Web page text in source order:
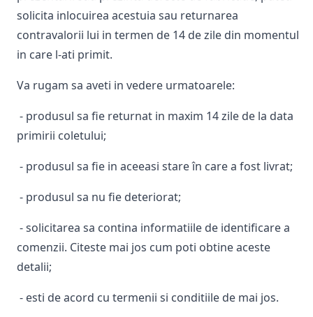
solicita inlocuirea acestuia sau returnarea
contravalorii lui in termen de 14 de zile din momentul
in care l-ati primit.
Va rugam sa aveti in vedere urmatoarele:
- produsul sa fie returnat in maxim 14 zile de la data
primirii coletului;
- produsul sa fie in aceeasi stare în care a fost livrat;
- produsul sa nu fie deteriorat;
- solicitarea sa contina informatiile de identificare a
comenzii. Citeste mai jos cum poti obtine aceste
detalii;
- esti de acord cu termenii si conditiile de mai jos.